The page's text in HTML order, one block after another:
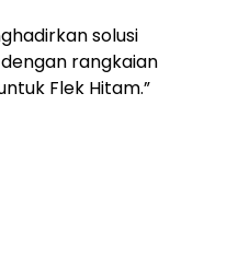
solusi
rangkaian
Flek Hitam.”